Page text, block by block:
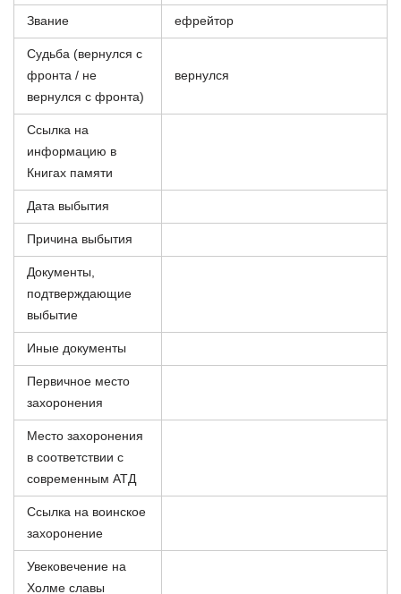
Звание ефрейтор
Судьба (вернулся с
фронта / не
вернулся с фронта)
вернулся
Ссылка на
информацию в
Книгах памяти
Дата выбытия
Причина выбытия
Документы,
подтверждающие
выбытие
Иные документы
Первичное место
захоронения
Место захоронения
в соответствии с
современным АТД
Ссылка на воинское
захоронение
Увековечение на
Холме славы